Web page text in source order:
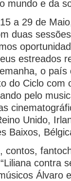
mundo e da
a 29 de
duas
estreados
o
do Ciclo com
pelo
Unido,
Baixos,
contos,
“Liliana contra
Álvaro